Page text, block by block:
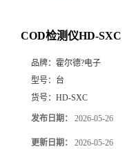
COD检测仪HD-SXC
品牌： 霍尔德?电子
型号： 台
货号： HD-SXC
发布日期： 2026-05-26
更新日期： 2026-05-26